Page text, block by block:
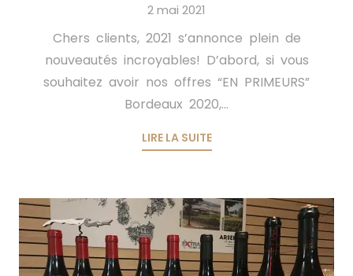
2 mai 2021
Chers clients, 2021 s’annonce plein de
nouveautés incroyables! D’abord, si vous
souhaitez avoir nos offres “EN PRIMEURS”
Bordeaux 2020,...
LIRE LA SUITE